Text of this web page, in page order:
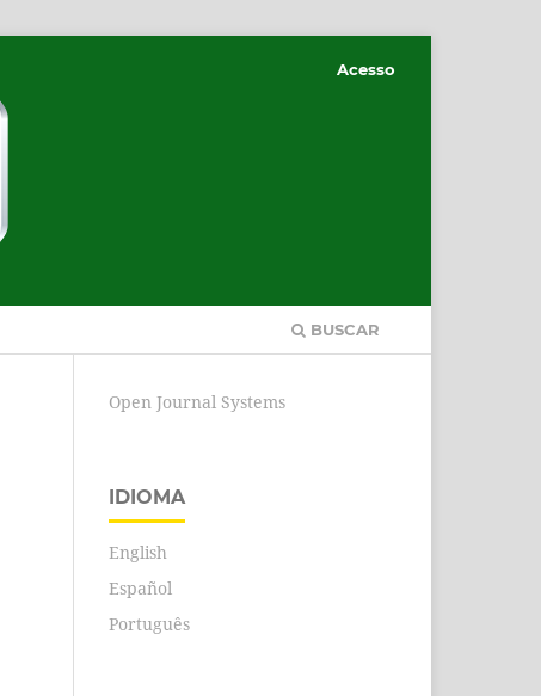
BUSCAR
Acesso
Open Journal Systems
IDIOMA
English
Español
Português